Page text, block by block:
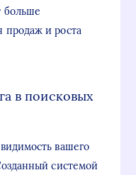
больше
продаж и роста
в поисковых
вашего
системой